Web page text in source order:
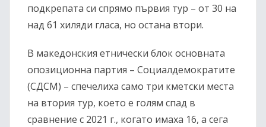
подкрепата си спрямо първия тур – от 30 на
над 61 хиляди гласа, но остана втори.
В македонския етнически блок основната
опозиционна партия – Социалдемократите
(СДСМ) – спечелиха само три кметски места
на втория тур, което е голям спад в
сравнение с 2021 г., когато имаха 16, а сега